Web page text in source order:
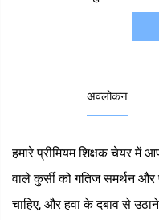
अवलोकन
हमारे प्रीमियम शिक्षक चेयर में
वाले कुर्सी को गतिज समर्थन और
चाहिए, और हवा के दबाव से